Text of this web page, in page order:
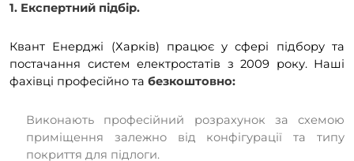
1. Експертний підбір.
Квант Енерджі (Харків) працює у сфері підбору та
постачання систем електростатів з 2009 року. Наші
фахівці професійно та безкоштовно:
Виконають професійний розрахунок за схемою
приміщення залежно від конфігурації та типу
покриття для підлоги.